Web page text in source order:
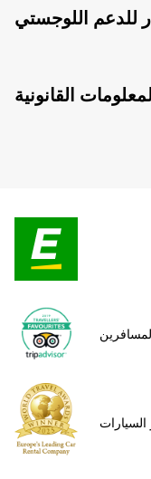
للدعم اللوجستي
المعلومات القانونية
السيارات